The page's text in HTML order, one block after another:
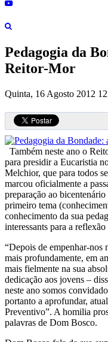
Pedagogia da
Reitor-Mor
Quinta, 16 Agosto 2012
Também neste ano o
para presidir a Eucaristia
Melchior, que para todos
marcou oficialmente a
preparação ao
primeiro tema
conhecimento da sua
interessants para a
“Depois de empenhar-nos
mais profundamente, em
mais fielmente na sua
dedicação aos jovens –
neste ano somos
portanto a aprofundar,
Preventivo”. A homilia
palavras de Dom Bosco.